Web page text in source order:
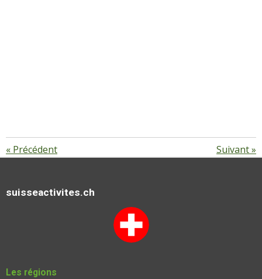
« Précédent Suivant»
suisseactivites.ch
Les régions